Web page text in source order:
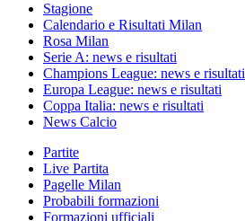
Stagione
Calendario e Risultati Milan
Rosa Milan
Serie A: news e risultati
Champions League: news e risultati
Europa League: news e risultati
Coppa Italia: news e risultati
News Calcio
Partite
Live Partita
Pagelle Milan
Probabili formazioni
Formazioni ufficiali